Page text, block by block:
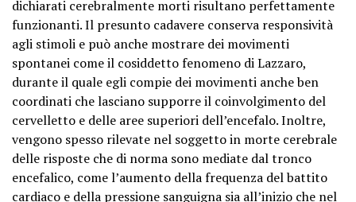
dichiarati cerebralmente morti risultano perfettamente
funzionanti. Il presunto cadavere conserva responsività
agli stimoli e può anche mostrare dei movimenti
spontanei come il cosiddetto fenomeno di Lazzaro,
durante il quale egli compie dei movimenti anche ben
coordinati che lasciano supporre il coinvolgimento del
cervelletto e delle aree superiori dell’encefalo. Inoltre,
vengono spesso rilevate nel soggetto in morte cerebrale
delle risposte che di norma sono mediate dal tronco
encefalico, come l’aumento della frequenza del battito
cardiaco e della pressione sanguigna sia all’inizio che nel